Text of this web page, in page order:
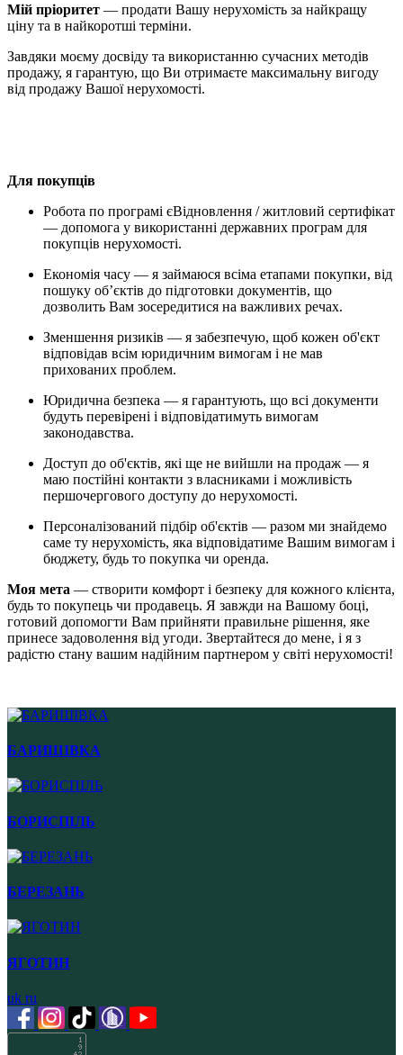
Мій пріоритет — продати Вашу нерухомість за найкращу
ціну та в найкоротші терміни.
Завдяки моєму досвіду та використанню сучасних методів
продажу, я гарантую, що Ви отримаєте максимальну вигоду
від продажу Вашої нерухомості.
Для покупців
Робота по програмі єВідновлення / житловий сертифікат
— допомога у використанні державних програм для
покупців нерухомості.
Економія часу — я займаюся всіма етапами покупки, від
пошуку об’єктів до підготовки документів, що
дозволить Вам зосередитися на важливих речах.
Зменшення ризиків — я забезпечую, щоб кожен об'єкт
відповідав всім юридичним вимогам і не мав
прихованих проблем.
Юридична безпека — я гарантують, що всі документи
будуть перевірені і відповідатимуть вимогам
законодавства.
Доступ до об'єктів, які ще не вийшли на продаж — я
маю постійні контакти з власниками і можливість
першочергового доступу до нерухомості.
Персоналізований підбір об'єктів — разом ми знайдемо
саме ту нерухомість, яка відповідатиме Вашим вимогам і
бюджету, будь то покупка чи оренда.
Моя мета — створити комфорт і безпеку для кожного клієнта,
будь то покупець чи продавець. Я завжди на Вашому боці,
готовий допомогти Вам прийняти правильне рішення, яке
принесе задоволення від угоди. Звертайтеся до мене, і я з
радістю стану вашим надійним партнером у світі нерухомості!
БАРИШІВКА
БОРИСПІЛЬ
БЕРЕЗАНЬ
ЯГОТИН
uk ru